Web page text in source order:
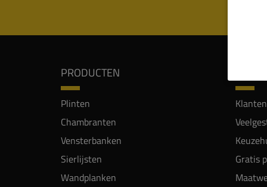
PRODUCTEN
Plinten
Chambranten
Vensterbanken
Sierlijsten
Wandplanken
Gratis